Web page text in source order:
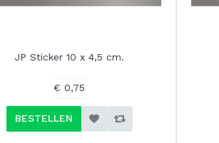
JP Sticker 10 x 4,5 cm.
€ 0,75
BESTELLEN